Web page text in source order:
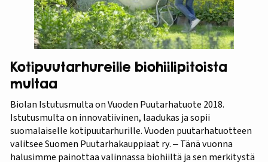
Kotipuutarhureille biohiilipitoista
multaa
Biolan Istutusmulta on Vuoden Puutarhatuote 2018.
Istutusmulta on innovatiivinen, laadukas ja sopii
suomalaiselle kotipuutarhurille. Vuoden puutarhatuotteen
valitsee Suomen Puutarhakauppiaat ry. ‒ Tänä vuonna
halusimme painottaa valinnassa biohiiltä ja sen merkitystä